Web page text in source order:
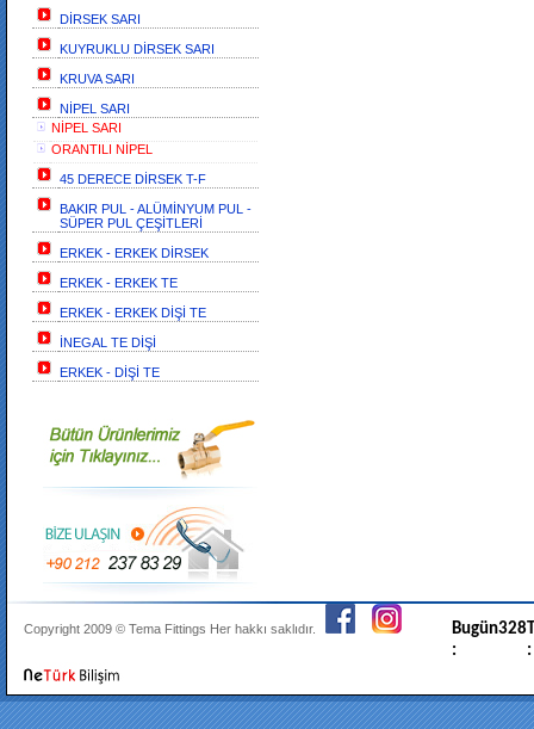
DİRSEK SARI
KUYRUKLU DİRSEK SARI
KRUVA SARI
NİPEL SARI
NİPEL SARI
ORANTILI NİPEL
45 DERECE DİRSEK T-F
BAKIR PUL - ALÜMİNYUM PUL -
SÜPER PUL ÇEŞİTLERİ
ERKEK - ERKEK DİRSEK
ERKEK - ERKEK TE
ERKEK - ERKEK DİŞİ TE
İNEGAL TE DİŞİ
ERKEK - DİŞİ TE
Copyright 2009 © Tema Fittings Her hakkı saklıdır.
Bugün
:
328
: